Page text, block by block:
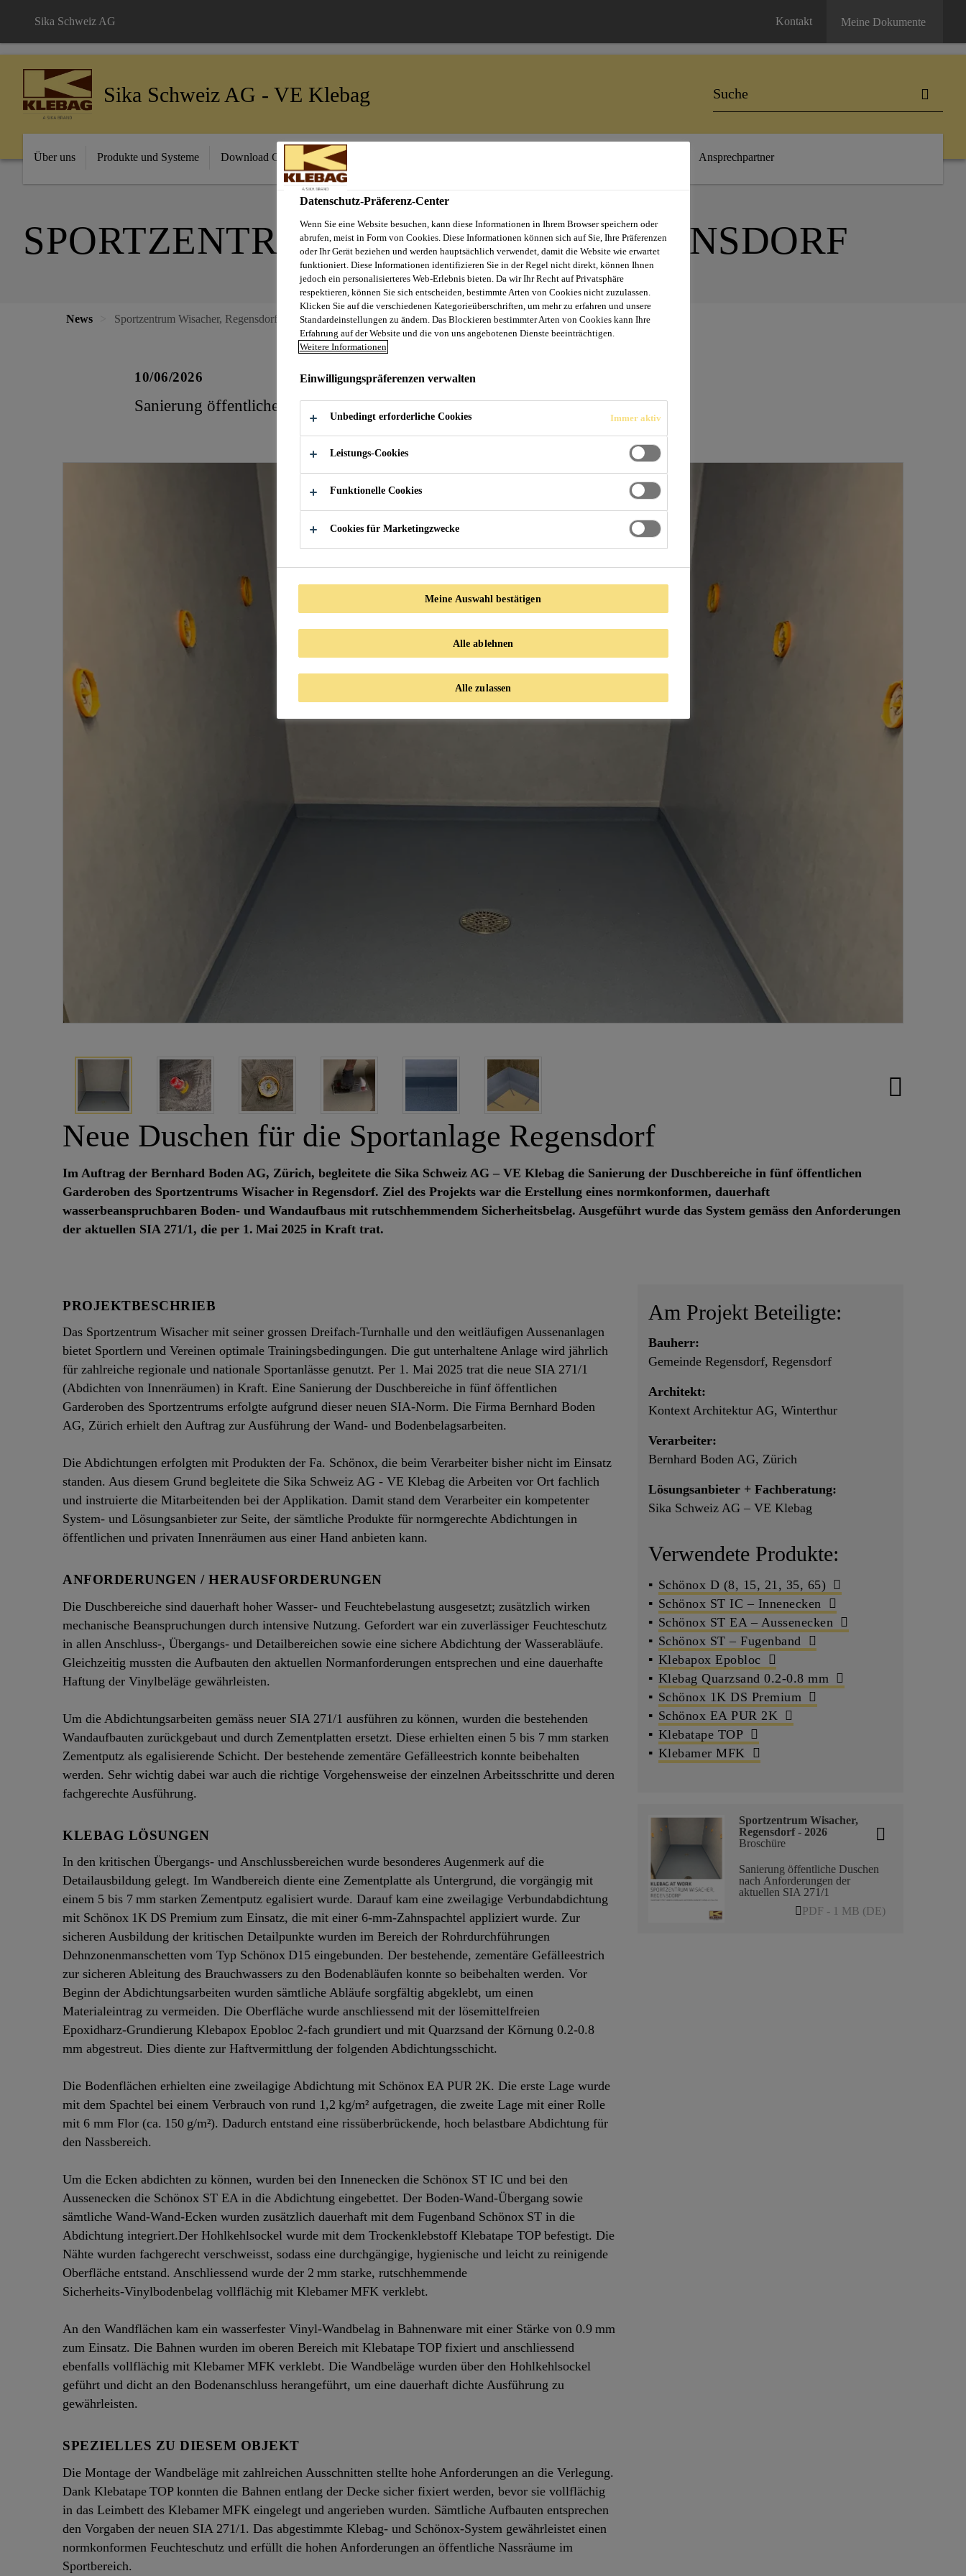
Sika Schweiz AG Kontakt Meine Dokumente
Sika Schweiz AG - VE Klebag
Über uns Produkte und Systeme Download Center Verbrauchsrechner Ansprechpartner
SPORTZENTRUM WISACHER, REGENSDORF
News Sportzentrum Wisacher, Regensdorf
10/06/2026
Sanierung öffentliche Duschen nach Anforderungen der aktuellen SIA 271/1
Neue Duschen für die Sportanlage Regensdorf
Im Auftrag der Bernhard Boden AG, Zürich, begleitete die Sika Schweiz AG – VE Klebag die Sanierung der Duschbereiche in fünf öffentlichen
Garderoben des Sportzentrums Wisacher in Regensdorf. Ziel des Projekts war die Erstellung eines normkonformen, dauerhaft
wasserbeanspruchbaren Boden‑ und Wandaufbaus mit rutschhemmendem Sicherheitsbelag. Ausgeführt wurde das System gemäss den Anforderungen
der aktuellen SIA 271/1, die per 1. Mai 2025 in Kraft trat.
PROJEKTBESCHRIEB
Das Sportzentrum Wisacher mit seiner grossen Dreifach‑Turnhalle und den weitläufigen Aussenanlagen
bietet Sportlern und Vereinen optimale Trainingsbedingungen. Die gut unterhaltene Anlage wird jährlich
für zahlreiche regionale und nationale Sportanlässe genutzt. Per 1. Mai 2025 trat die neue SIA 271/1
(Abdichten von Innenräumen) in Kraft. Eine Sanierung der Duschbereiche in fünf öffentlichen
Garderoben des Sportzentrums erfolgte aufgrund dieser neuen SIA-Norm. Die Firma Bernhard Boden
AG, Zürich erhielt den Auftrag zur Ausführung der Wand‑ und Bodenbelagsarbeiten.
Die Abdichtungen erfolgten mit Produkten der Fa. Schönox, die beim Verarbeiter bisher nicht im Einsatz
standen. Aus diesem Grund begleitete die Sika Schweiz AG - VE Klebag die Arbeiten vor Ort fachlich
und instruierte die Mitarbeitenden bei der Applikation. Damit stand dem Verarbeiter ein kompetenter
System‑ und Lösungsanbieter zur Seite, der sämtliche Produkte für normgerechte Abdichtungen in
öffentlichen und privaten Innenräumen aus einer Hand anbieten kann.
ANFORDERUNGEN / HERAUSFORDERUNGEN
Die Duschbereiche sind dauerhaft hoher Wasser- und Feuchtebelastung ausgesetzt; zusätzlich wirken
mechanische Beanspruchungen durch intensive Nutzung. Gefordert war ein zuverlässiger Feuchteschutz
in allen Anschluss‑, Übergangs- und Detailbereichen sowie eine sichere Abdichtung der Wasserabläufe.
Gleichzeitig mussten die Aufbauten den aktuellen Normanforderungen entsprechen und eine dauerhafte
Haftung der Vinylbeläge gewährleisten.
Um die Abdichtungsarbeiten gemäss neuer SIA 271/1 ausführen zu können, wurden die bestehenden
Wandaufbauten zurückgebaut und durch Zementplatten ersetzt. Diese erhielten einen 5 bis 7 mm starken
Zementputz als egalisierende Schicht. Der bestehende zementäre Gefälleestrich konnte beibehalten
werden. Sehr wichtig dabei war auch die richtige Vorgehensweise der einzelnen Arbeitsschritte und deren
fachgerechte Ausführung.
KLEBAG LÖSUNGEN
In den kritischen Übergangs‑ und Anschlussbereichen wurde besonderes Augenmerk auf die
Detailausbildung gelegt. Im Wandbereich diente eine Zementplatte als Untergrund, die vorgängig mit
einem 5 bis 7 mm starken Zementputz egalisiert wurde. Darauf kam eine zweilagige Verbundabdichtung
mit Schönox 1K DS Premium zum Einsatz, die mit einer 6‑mm‑Zahnspachtel appliziert wurde. Zur
sicheren Ausbildung der kritischen Detailpunkte wurden im Bereich der Rohrdurchführungen
Dehnzonenmanschetten vom Typ Schönox D15 eingebunden. Der bestehende, zementäre Gefälleestrich
zur sicheren Ableitung des Brauchwassers zu den Bodenabläufen konnte so beibehalten werden. Vor
Beginn der Abdichtungsarbeiten wurden sämtliche Abläufe sorgfältig abgeklebt, um einen
Materialeintrag zu vermeiden. Die Oberfläche wurde anschliessend mit der lösemittelfreien
Epoxidharz‑Grundierung Klebapox Epobloc 2-fach grundiert und mit Quarzsand der Körnung 0.2-0.8
mm abgestreut. Dies diente zur Haftvermittlung der folgenden Abdichtungsschicht.
Die Bodenflächen erhielten eine zweilagige Abdichtung mit Schönox EA PUR 2K. Die erste Lage wurde
mit dem Spachtel bei einem Verbrauch von rund 1,2 kg/m² aufgetragen, die zweite Lage mit einer Rolle
mit 6 mm Flor (ca. 150 g/m²). Dadurch entstand eine rissüberbrückende, hoch belastbare Abdichtung für
den Nassbereich.
Um die Ecken abdichten zu können, wurden bei den Innenecken die Schönox ST IC und bei den
Aussenecken die Schönox ST EA in die Abdichtung eingebettet. Der Boden‑Wand‑Übergang sowie
sämtliche Wand‑Wand‑Ecken wurden zusätzlich dauerhaft mit dem Fugenband Schönox ST in die
Abdichtung integriert.Der Hohlkehlsockel wurde mit dem Trockenklebstoff Klebatape TOP befestigt. Die
Nähte wurden fachgerecht verschweisst, sodass eine durchgängige, hygienische und leicht zu reinigende
Oberfläche entstand. Anschliessend wurde der 2 mm starke, rutschhemmende
Sicherheits‑Vinylbodenbelag vollflächig mit Klebamer MFK verklebt.
An den Wandflächen kam ein wasserfester Vinyl‑Wandbelag in Bahnenware mit einer Stärke von 0.9 mm
zum Einsatz. Die Bahnen wurden im oberen Bereich mit Klebatape TOP fixiert und anschliessend
ebenfalls vollflächig mit Klebamer MFK verklebt. Die Wandbeläge wurden über den Hohlkehlsockel
geführt und dicht an den Bodenanschluss herangeführt, um eine dauerhaft dichte Ausführung zu
gewährleisten.
SPEZIELLES ZU DIESEM OBJEKT
Die Montage der Wandbeläge mit zahlreichen Ausschnitten stellte hohe Anforderungen an die Verlegung.
Dank Klebatape TOP konnten die Bahnen entlang der Decke sicher fixiert werden, bevor sie vollflächig
in das Leimbett des Klebamer MFK eingelegt und angerieben wurden. Sämtliche Aufbauten entsprechen
den Vorgaben der neuen SIA 271/1. Das abgestimmte Klebag‑ und Schönox‑System gewährleistet einen
normkonformen Feuchteschutz und erfüllt die hohen Anforderungen an öffentliche Nassräume im
Sportbereich.
Am Projekt Beteiligte:
Bauherr:
Gemeinde Regensdorf, Regensdorf
Architekt:
Kontext Architektur AG, Winterthur
Verarbeiter:
Bernhard Boden AG, Zürich
Lösungsanbieter + Fachberatung:
Sika Schweiz AG – VE Klebag
Verwendete Produkte:
Schönox D (8, 15, 21, 35, 65)
Schönox ST IC – Innenecken
Schönox ST EA – Aussenecken
Schönox ST – Fugenband
Klebapox Epobloc
Klebag Quarzsand 0.2‑0.8 mm
Schönox 1K DS Premium
Schönox EA PUR 2K
Klebatape TOP
Klebamer MFK
Sportzentrum Wisacher,
Regensdorf - 2026
Broschüre
Sanierung öffentliche Duschen
nach Anforderungen der
aktuellen SIA 271/1
PDF - 1 MB (DE)
Datenschutz-Präferenz-Center
Wenn Sie eine Website besuchen, kann diese Informationen in Ihrem Browser speichern oder
abrufen, meist in Form von Cookies. Diese Informationen können sich auf Sie, Ihre Präferenzen
oder Ihr Gerät beziehen und werden hauptsächlich verwendet, damit die Website wie erwartet
funktioniert. Diese Informationen identifizieren Sie in der Regel nicht direkt, können Ihnen
jedoch ein personalisierteres Web-Erlebnis bieten. Da wir Ihr Recht auf Privatsphäre
respektieren, können Sie sich entscheiden, bestimmte Arten von Cookies nicht zuzulassen.
Klicken Sie auf die verschiedenen Kategorieüberschriften, um mehr zu erfahren und unsere
Standardeinstellungen zu ändern. Das Blockieren bestimmter Arten von Cookies kann Ihre
Erfahrung auf der Website und die von uns angebotenen Dienste beeinträchtigen.
Weitere Informationen
Einwilligungspräferenzen verwalten
Unbedingt erforderliche Cookies Immer aktiv
Leistungs-Cookies
Funktionelle Cookies
Cookies für Marketingzwecke
Meine Auswahl bestätigen
Alle ablehnen
Alle zulassen